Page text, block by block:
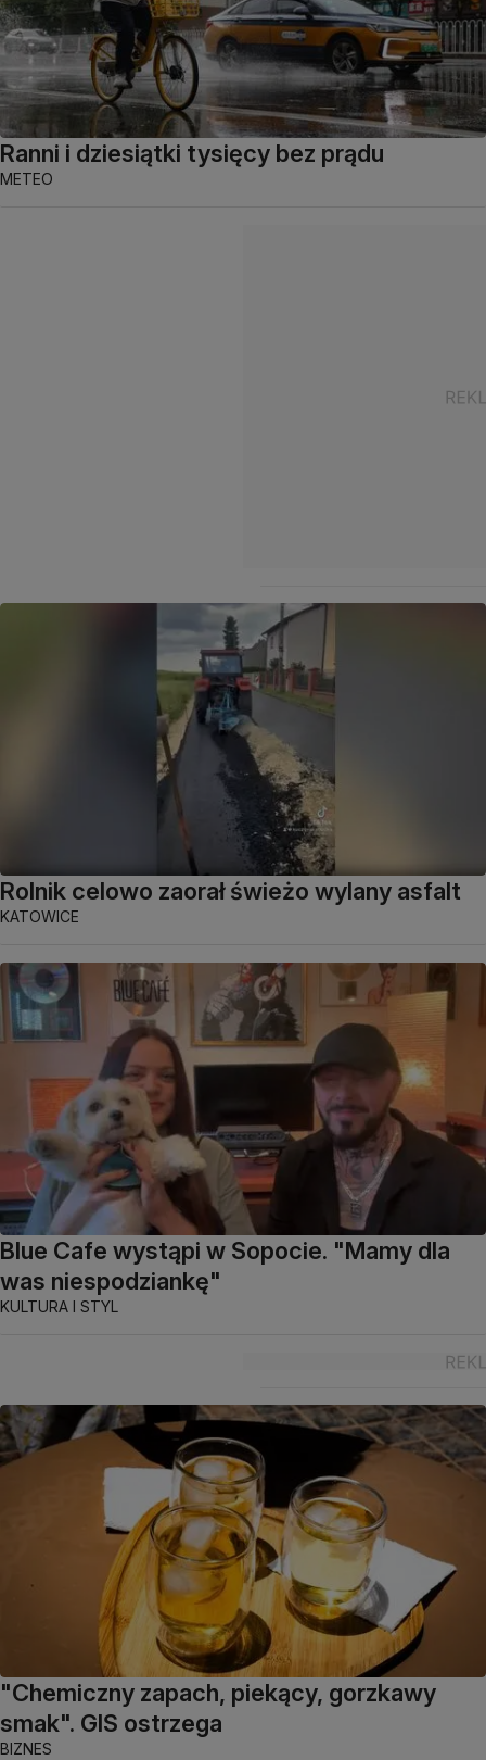
Ranni i dziesiątki tysięcy bez prądu
METEO
Rolnik celowo zaorał świeżo wylany asfalt
KATOWICE
Blue Cafe wystąpi w Sopocie. "Mamy dla
was niespodziankę"
KULTURA I STYL
"Chemiczny zapach, piekący, gorzkawy
smak". GIS ostrzega
BIZNES